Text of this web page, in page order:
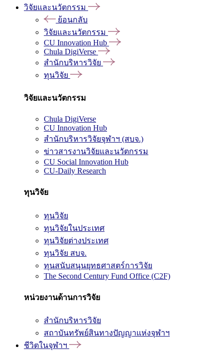
วิจัยและนวัตกรรม
ย้อนกลับ
วิจัยและนวัตกรรม
CU Innovation Hub
Chula DigiVerse
สำนักบริหารวิจัย
ทุนวิจัย
วิจัยและนวัตกรรม
Chula DigiVerse
CU Innovation Hub
สำนักบริหารวิจัยจุฬาฯ (สบจ.)
ข่าวสารงานวิจัยและนวัตกรรม
CU Social Innovation Hub
CU-Daily Research
ทุนวิจัย
ทุนวิจัย
ทุนวิจัยในประเทศ
ทุนวิจัยต่างประเทศ
ทุนวิจัย สบจ.
ทุนสนับสนุนยุทธศาสตร์การวิจัย
The Second Century Fund Office (C2F)
หน่วยงานด้านการวิจัย
สำนักบริหารวิจัย
สถาบันทรัพย์สินทางปัญญาแห่งจุฬาฯ
ชีวิตในจุฬาฯ